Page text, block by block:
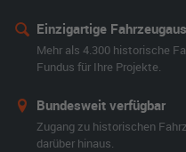
Einzigartige
Mehr als 4.300 historische
Fundus für Ihre Projekte.
Bundesweit verfügbar
Zugang zu historischen
darüber hinaus.